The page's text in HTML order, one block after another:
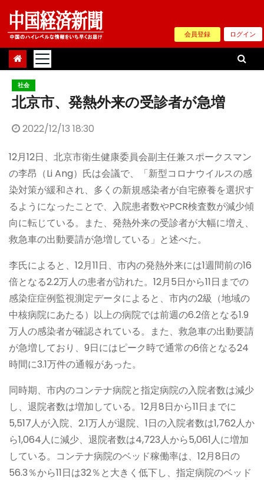
Skip
content
会員登録 ログイン
社会
北京市、発熱外来の受診者が急増
2022/12/13 18:30
12月12日、北京市衛生健康委員会副主任兼スポークスマン
の李昂（Li Ang）氏は会議で、「新型コロナウイルスの感
染対策が緩和され、多くの新規感染者が自宅療養を選択す
るようになったことで、入院患者数やPCR検査数が減少傾
向に転じている。また、発熱外来の受診者が大幅に増え、
救急車の出動要請が急増している」と述べた。
李氏によると、12月11日、市内の発熱外来には1週間前の16
倍となる2.2万人の患者が訪れた。12月5日から11日までの
感染症症例監視測定データによると、市内の2級（地域の
中核病院にあたる）以上の病院では前週の6.2倍となる1.9
万人の感染者が確認されている。また、救急車の出動要請
が急増しており、9日にはピーク時で通常の6倍となる24
時間に3.1万件の通報があった。
同時期、市内のコンテナ病院と指定病院の入院者数は減少
し、退院者数は増加している。12月8日から11日までに
5,517人が入院、2.1万人が退院、1日の入院者数は1,762人か
ら1,064人に減少、退院者数は4,723人から5,061人に増加
している。コンテナ病院のベッド稼働率は、12月8日の
56.3％から11日は32％と大きく低下し、指定病院のベッド